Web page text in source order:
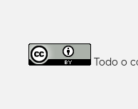
Todo o